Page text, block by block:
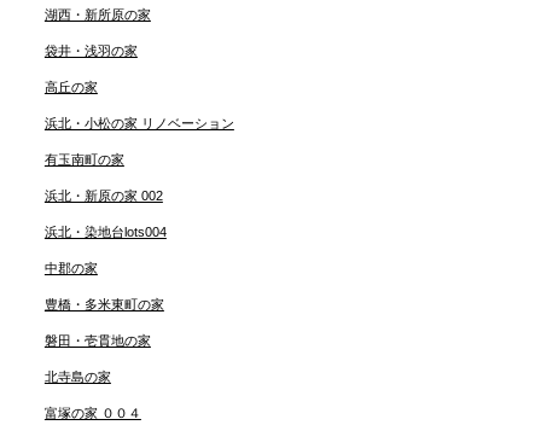
湖西・新所原の家
袋井・浅羽の家
高丘の家
浜北・小松の家 リノベーション
有玉南町の家
浜北・新原の家 002
浜北・染地台lots004
中郡の家
豊橋・多米東町の家
磐田・壱貫地の家
北寺島の家
富塚の家 ００４